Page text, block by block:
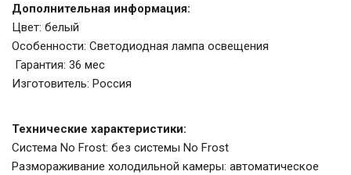
Дополнительная информация:
Цвет: белый
Особенности: Светодиодная лампа освещения
Гарантия: 36 мес
Изготовитель: Россия
Технические характеристики:
Система No Frost: без системы No Frost
Размораживание холодильной камеры: автоматическое